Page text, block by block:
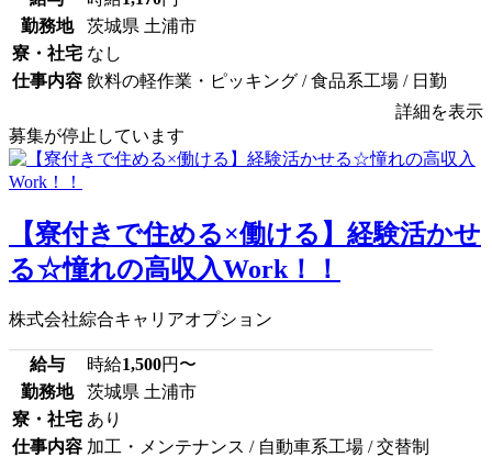
勤務地
茨城県 土浦市
寮・社宅 なし
仕事内容 飲料の軽作業・ピッキング / 食品系工場 / 日勤
詳細を表示
募集が停止しています
【寮付きで住める×働ける】経験活かせ
る☆憧れの高収入Work！！
株式会社綜合キャリアオプション
給与 時給1,500円〜
勤務地
茨城県 土浦市
寮・社宅 あり
仕事内容 加工・メンテナンス / 自動車系工場 / 交替制